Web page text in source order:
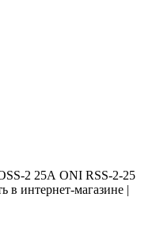
2 25А ONI RSS-2-25
в интернет-магазине |